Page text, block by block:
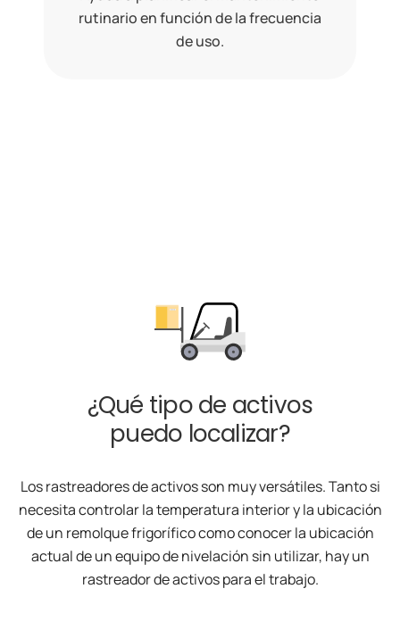
rutinario en función de la frecuencia
de uso.
¿Qué tipo de activos
puedo localizar?
Los rastreadores de activos son muy versátiles. Tanto si
necesita controlar la temperatura interior y la ubicación
de un remolque frigorífico como conocer la ubicación
actual de un equipo de nivelación sin utilizar, hay un
rastreador de activos para el trabajo.